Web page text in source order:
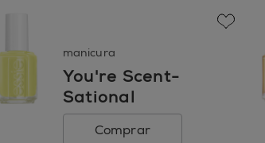
favorite
manicura
You're Scent-
Sational
Comprar